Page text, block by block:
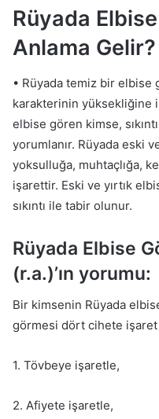
Rüyada
Anlama Gelir?
• Rüyada temiz bir elbise
karakterinin yüksekliğine
elbise gören kimse,
yorumlanır. Rüyada eski
yoksulluğa, muhtaçlığa,
işarettir. Eski ve yırtık
sıkıntı ile tabir olunur.
Rüyada Elbise
(r.a.)’ın yorumu:
Bir kimsenin Rüyada
görmesi dört cihete
1. Tövbeye işaretle,
2. Afiyete işaretle,